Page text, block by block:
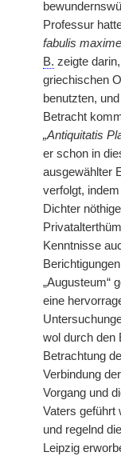
Professur
fabulis
B. zeigte
griechischen
benutzten,
Betracht
„Antiquitatis
er schon in
ausgewählter
verfolgt,
Dichter
Kenntnisse
„Augusteum“
eine
wol durch den
Betrachtung
Verbindung
Vorgang und
Vaters geführt
und regelnd
Leipzig